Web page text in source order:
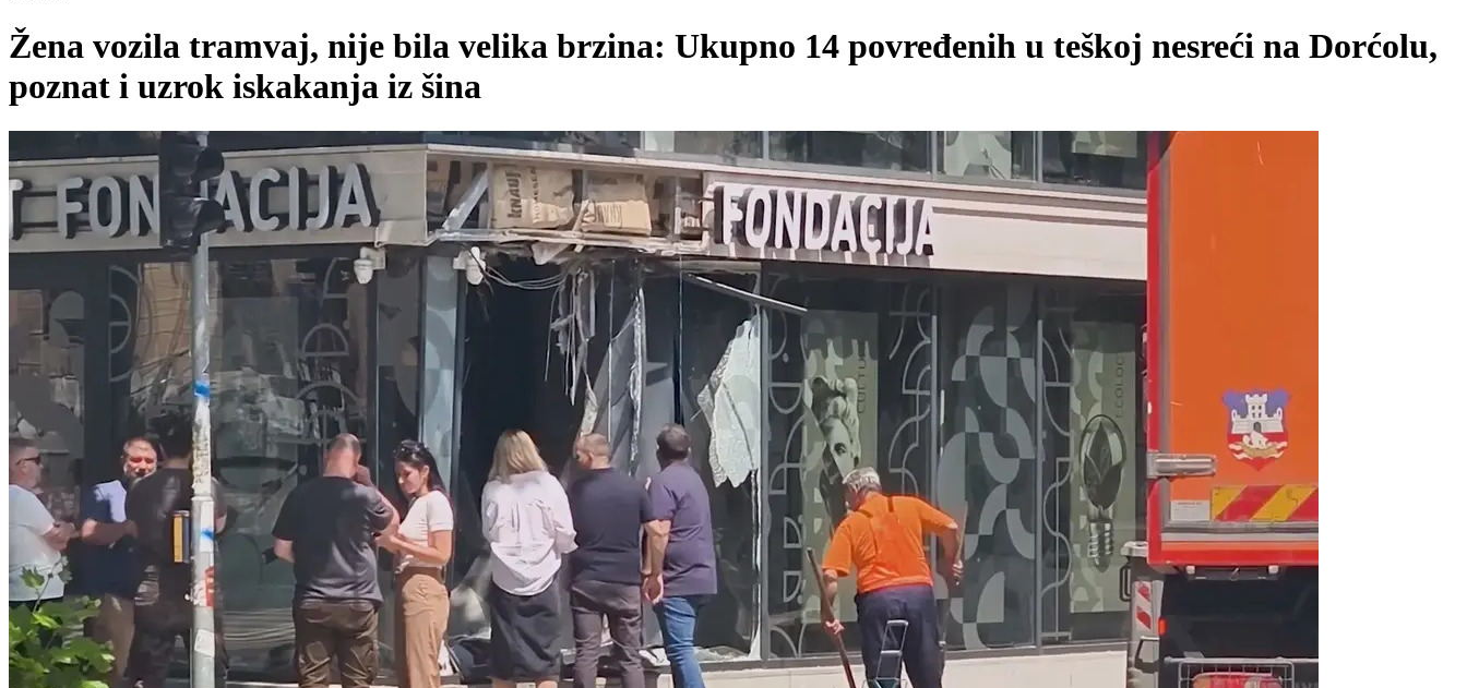
Žena vozila tramvaj, nije bila velika brzina: Ukupno 14 povređenih u teškoj nesreći na Dorćolu,
poznat i uzrok iskakanja iz šina